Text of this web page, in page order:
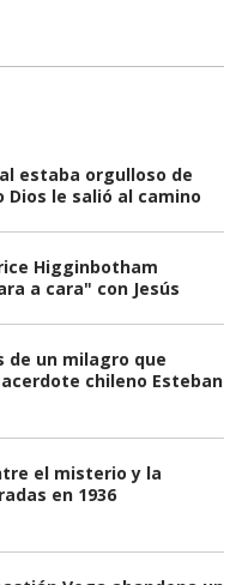
estaba orgulloso de
le salió al camino
Higginbotham
a cara" con Jesús
de un milagro que
chileno Esteban
el misterio y la
en 1936